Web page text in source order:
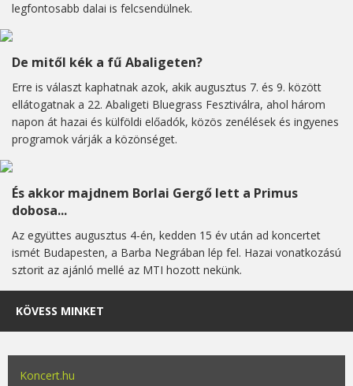
legfontosabb dalai is felcsendülnek.
De mitől kék a fű Abaligeten?
Erre is választ kaphatnak azok, akik augusztus 7. és 9. között
ellátogatnak a 22. Abaligeti Bluegrass Fesztiválra, ahol három
napon át hazai és külföldi előadók, közös zenélések és ingyenes
programok várják a közönséget.
És akkor majdnem Borlai Gergő lett a Primus
dobosa...
Az együttes augusztus 4-én, kedden 15 év után ad koncertet
ismét Budapesten, a Barba Negrában lép fel. Hazai vonatkozású
sztorit az ajánló mellé az MTI hozott nekünk.
KÖVESS MINKET
Koncert.hu